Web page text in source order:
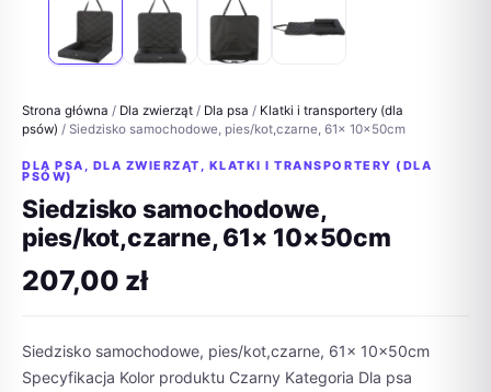
Strona główna / Dla zwierząt / Dla psa / Klatki i transportery (dla
psów) / Siedzisko samochodowe, pies/kot,czarne, 61× 10×50cm
DLA PSA , DLA ZWIERZĄT , KLATKI I TRANSPORTERY (DLA
PSÓW)
Siedzisko samochodowe,
pies/kot,czarne, 61× 10×50cm
207,00 zł
Siedzisko samochodowe, pies/kot,czarne, 61× 10×50cm
Specyfikacja Kolor produktu Czarny Kategoria Dla psa